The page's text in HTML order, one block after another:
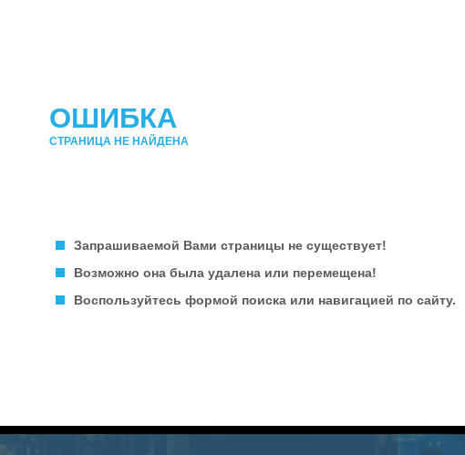
ОШИБКА
СТРАНИЦА НЕ НАЙДЕНА
Запрашиваемой Вами страницы не существует!
Возможно она была удалена или перемещена!
Воспользуйтесь формой поиска или навигацией по сайту.